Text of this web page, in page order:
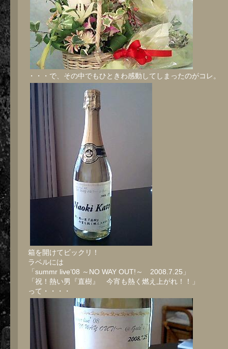
・・・で、その中でもひときわ感動してしまったのがコレ。
箱を開けてビックリ！
ラベルには
「summr live’08 ～NO WAY OUT!～ 2008.7.25」
「祝！熱い男『直樹』 今宵も熱く燃え上がれ！！」
って・・・・